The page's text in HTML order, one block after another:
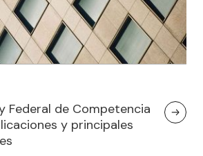
Federal de Competencia
y principales